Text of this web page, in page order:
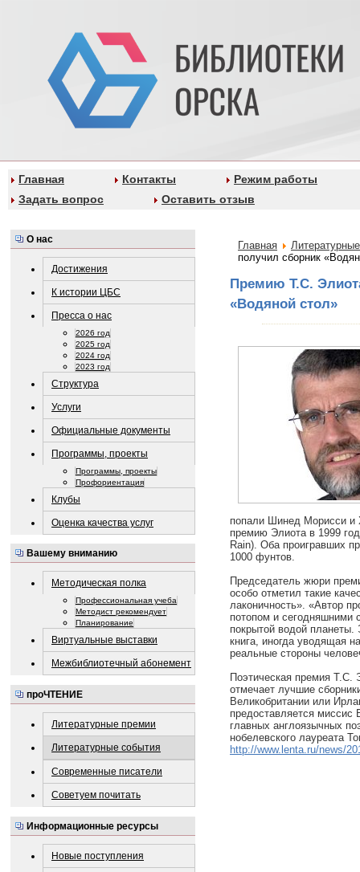
Главная Контакты
Режим работы
Задать вопрос
Оставить отзыв
О нас
Достижения
К истории ЦБС
Пресса о нас
2026 год
2025 год
2024 год
2023 год
Структура
Услуги
Официальные документы
Программы, проекты
Программы, проекты
Профориентация
Клубы
Оценка качества услуг
Вашему вниманию
Методическая полка
Профессиональная учеба
Методист рекомендует
Планирование
Виртуальные выставки
Межбиблиотечный абонемент
проЧТЕНИЕ
Литературные премии
Литературные события
Современные писатели
Советуем почитать
Информационные ресурсы
Новые поступления
Главная
получил сборник
Премию Т.С.
«Водяной стол»
попали Шинед Морисси и
премию Элиота в 1999
Rain). Оба проигравших
1000 фунтов.
Председатель жюри
особо отметил такие
лаконичность». «Автор
потопом и сегодняшними
покрытой водой планеты.
книга, иногда уводящая
реальные стороны
Поэтическая премия Т.С.
отмечает лучшие
Великобритании или
предоставляется
главных англоязычных
нобелевского лауреата
http://www.lenta.ru/news/